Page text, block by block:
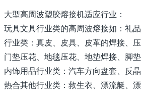
大型高周波塑胶熔接机适应行业：
玩具文具行业类的高周波熔接如：礼
行业类：真皮、皮具、皮革的焊接、
门垫压花、地毯压花、地垫焊接、脚
内饰用品行业类：汽车方向盘套、反
热合其他行业类：救生衣、漂流艇、